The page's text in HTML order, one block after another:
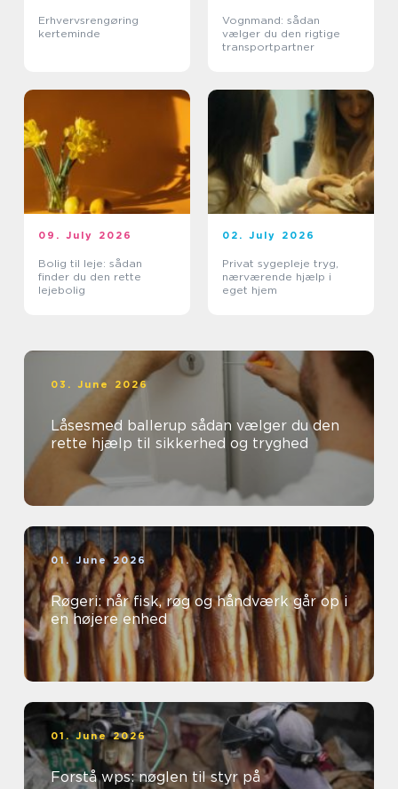
Erhvervsrengøring
kerteminde
Vognmand: sådan
vælger du den rigtige
transportpartner
09. July 2026
Bolig til leje: sådan
finder du den rette
lejebolig
02. July 2026
Privat sygepleje tryg,
nærværende hjælp i
eget hjem
03. June 2026
Låsesmed ballerup sådan vælger du den
rette hjælp til sikkerhed og tryghed
01. June 2026
Røgeri: når fisk, røg og håndværk går op i
en højere enhed
01. June 2026
Forstå wps: nøglen til styr på